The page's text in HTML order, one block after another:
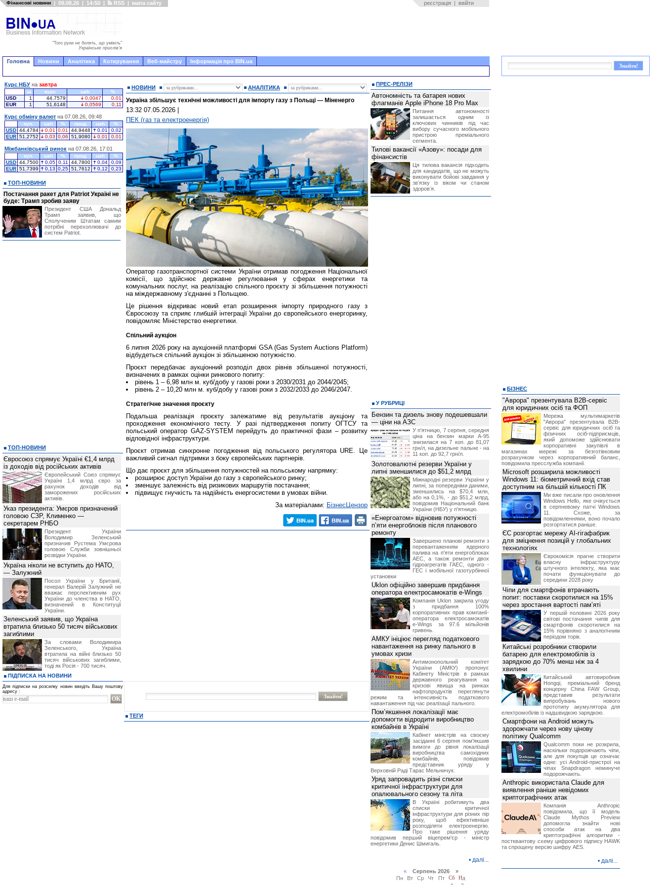
Фінансові новини | 09.08.26 | 14:50 | RSS | мапа сайту реєстрація | ввійти
"Того руки не болять, що уміють"
Українське прислів'я
Головна Новини Аналітика Котирування Веб-майстру Інформація про BIN.ua
НОВИНИ АНАЛІТИКА
Україна збільшує технічні можливості для імпорту газу з Польщі — Міненерго
13:32 07.05.2026
ПЕК (газ та електроенергія)
Оператор газотранспортної системи України отримав погодження Національної
комісії, що здійснює державне регулювання у сферах енергетики та
комунальних послуг, на реалізацію спільного проєкту зі збільшення потужності
на міждержавному з'єднанні з Польщею.
Це рішення відкриває новий етап розширення імпорту природного газу з
Євросоюзу та сприяє глибшій інтеграції України до європейського енергоринку,
повідомляє Міністерство енергетики.
Спільний аукціон
6 липня 2026 року на аукціонній платформі GSA (Gas System Auctions Platform)
відбудеться спільний аукціон зі збільшеною потужністю.
Проєкт передбачає аукціонний розподіл двох рівнів збільшеної потужності,
визначених в рамках оцінки ринкового попиту:
рівень 1 ‒ 6,98 млн м. куб/добу у газові роки з 2030/2031 до 2044/2045;
рівень 2 ‒ 10,20 млн м. куб/добу у газові роки з 2032/2033 до 2046/2047.
Стратегічне значення проєкту
Подальша реалізація проєкту залежатиме від результатів аукціону та
проходження економічного тесту. У разі підтвердження попиту ОГТСУ та
польський оператор GAZ-SYSTEM перейдуть до практичної фази ‒ розвитку
відповідної інфраструктури.
Проєкт отримав синхронне погодження від польського регулятора URE. Це
важливий сигнал підтримки з боку європейських партнерів.
Що дає проєкт для збільшення потужностей на польському напрямку:
розширює доступ України до газу з європейського ринку;
зменшує залежність від ризикових маршрутів постачання;
підвищує гнучкість та надійність енергосистеми в умовах війни.
За матеріалами: БізнесЦензор
ТЕГИ
Курс НБУ на завтра
за курс uah
%
USD
1 44,7579 0,0047
0,01
EUR
1 51,6148 0,0569 0,11
Курс обміну валют на 07.08.26, 09:48
куп. uah % прод. uah
%
USD 44,4784 0,01 0,01 44,9448 0,01
0,02
EUR 51,2752 0,03 0,06 51,9080 0,01 0,01
Міжбанківський ринок на 07.08.26, 17:01
куп. uah % прод. uah
%
USD 44,7500 0,05 0,11 44,7800 0,04
0,09
EUR 51,7399 0,13 0,25 51,7612 0,12 0,23
ТОП-НОВИНИ
Постачання ракет для Patriot Україні не
буде: Трамп зробив заяву
Президент США Дональд
Трамп заявив, що
Сполученим Штатам самим
потрібні перехоплювачі до
систем Patriot.
ТОП-НОВИНИ
Євросоюз спрямує Україні €1,4 млрд
із доходів від російських активів
Європейський Союз спрямує
Україні 1,4 млрд євро за
рахунок доходів від
заморожених російських
активів.
Указ президента: Умєров призначений
головою СЗР, Клименко —
секретарем РНБО
Президент України
Володимир Зеленський
призначив Pустема Умєрова
головою Служби зовнішньої
розвідки України.
Україна ніколи не вступить до НАТО,
— Залужний
Посол України у Британії,
генерал Валерій Залужний не
вважає перспективним рух
України до членства в НАТО,
визначений в Конституції
України.
Зеленський заявив, що Україна
втратила близько 50 тисяч військових
загиблими
За словами Володимира
Зеленського, Україна
втратила на війні близько 50
тисяч військових загиблими,
тоді як Росія - 700 тисяч.
ПІДПИСКА НА НОВИНИ
Для підписки на розсилку новин введіть Вашу поштову
адресу :
ПРЕС-РЕЛІЗИ
Автономність та батарея нових
флагманів Apple iPhone 18 Pro Max
Питання автономності
залишається одним із
ключових чинників під час
вибору сучасного мобільного
пристрою преміального
сегмента.
Тилові вакансії «Азову»: посади для
фінансистів
Ця тилова вакансія підходить
для кандидатів, що не можуть
виконувати бойові завдання у
звʼязку із віком чи станом
здоровʼя.
У РУБРИЦІ
Бензин та дизель знову подешевшали
— ціни на АЗС
У п'ятницю, 7 серпня, середня
ціна на бензин марки А-95
знизилася на 7 коп. до 81,07
грн/л, на дизельне пальне - на
11 коп. до 92,7 грн/л.
Золотовалютні резерви України у
липні зменшилися до $51,2 млрд
Міжнародні резерви України у
липні, за попередніми даними,
зменшились на $70,4 млн,
або на 0,1%, - до $51,2 млрд,
повідомив Національний банк
України (НБУ) у п'ятницю.
«Енергоатом» відновив потужності
п’яти енергоблоків після планового
ремонту
Завершено планові ремонти з
перевантаженням ядерного
палива на п'яти енергоблоках
АЕС, а також ремонти двох
гідроагрегатів ГАЕС, одного -
ГЕС і мобільної газотурбінної
установки
Uklon офіційно завершив придбання
оператора електросамокатів e-Wings
Компанія Uklon закрила угоду
з придбання 100%
корпоративних прав компанії-
оператора електросамокатів
e-Wings за 97.6 мільйонів
гривень.
АМКУ ініціює перегляд податкового
навантаження на ринку пального в
умовах кризи
Антимонопольний комітет
України (АМКУ) пропонує
Кабінету Міністрів в рамках
державного реагування на
кризові явища на ринках
нафтопродуктів переглянути
режим та інтенсивність податкового
навантаження під час реалізації пального.
Пом’якшення локалізації має
допомогти відродити виробництво
комбайнів в Україні
Кабінет міністрів на своєму
засіданні 6 серпня пом'якшив
вимоги до рівня локалізації
виробництва самохідних
комбайнів, повідомив
представник уряду у
Верховній Раді Тарас Мельничук.
Уряд запровадить різні списки
критичної інфраструктури для
опалювального сезону та літа
В Україні робитимуть два
списки критичної
інфраструктури для різних пір
року, щоб ефективніше
розподіляти електроенергію.
Про таке рішення уряду
повідомив перший віцепрем'єр - міністр
енергетики Денис Шмигаль.
• далі...
«Серпень 2026 »
Пн
Вт Ср Чт Пт Сб
Нд
БІЗНЕС
"Аврора" презентувала B2B-сервіс
для юридичних осіб та ФОП
Мережа мультимаркетів
"Аврора" презентувала B2B-
сервіс для юридичних осіб та
фізичних осіб-підприємців,
який допоможе здійснювати
корпоративні закупівлі в
магазинах мережі за безготівковим
розрахунком через корпоративний баланс,
повідомила пресслужба компанії.
Microsoft розширила можливості
Windows 11: біометричний вхід став
доступним на більшій кількості ПК
Ми вже писали про оновлення
Windows Hello, яке очікується
в серпневому патчі Windows
11. Схоже, за
повідомленнями, воно почало
розгортатися раніше.
ЄС розгортає мережу AI-гігафабрик
для зміцнення позицій у глобальних
технологіях
Єврокомісія прагне створити
власну інфраструктуру
штучного інтелекту, яка має
почати функціонувати до
середини 2028 року
Чіпи для смартфонів втрачають
попит: поставки скоротилися на 15%
через зростання вартості пам’яті
У першій половині 2026 року
світові постачання чипів для
смартфонів скоротилися на
15% порівняно з аналогічним
періодом торік.
Китайські розробники створили
батарею для електромобілів із
зарядкою до 70% менш ніж за 4
хвилини
Китайський автовиробник
Hongqi, преміальний бренд
концерну China FAW Group,
представив результати
випробувань нового
прототипу акумулятора для
електромобілів із надшвидкою зарядкою.
Смартфони на Android можуть
здорожчати через нову цінову
політику Qualcomm
Qualcomm поки не розкрила,
наскільки подорожчають чіпи,
але для покупців це означає
одне: усі Android-пристрої на
чіпах Snapdragon неминуче
подорожчають.
Anthropic використала Claude для
виявлення раніше невідомих
криптографічних атак
Компанія Anthropic
повідомила, що її модель
Claude Mythos Preview
допомогла знайти нові
способи атак на два
криптографічні алгоритми -
постквантову схему цифрового підпису HAWK
та спрощену версію шифру AES.
• далі...